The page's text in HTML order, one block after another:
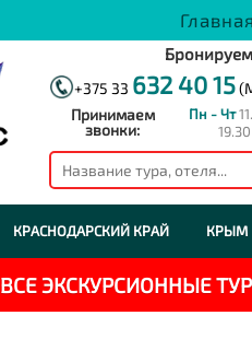
Главная
+375 33 632 40 15
Принимаем
звонки:
Пн - Чт
19.30
КРАСНОДАРСКИЙ КРАЙ КРЫМ
ВСЕ ЭКСКУРСИОННЫЕ